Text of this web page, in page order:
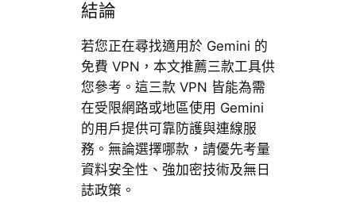
結論
若您正在尋找適用於 Gemini 的
免費 VPN，本文推薦三款工具供
您參考。這三款 VPN 皆能為需
在受限網路或地區使用 Gemini
的用戶提供可靠防護與連線服
務。無論選擇哪款，請優先考量
資料安全性、強加密技術及無日
誌政策。